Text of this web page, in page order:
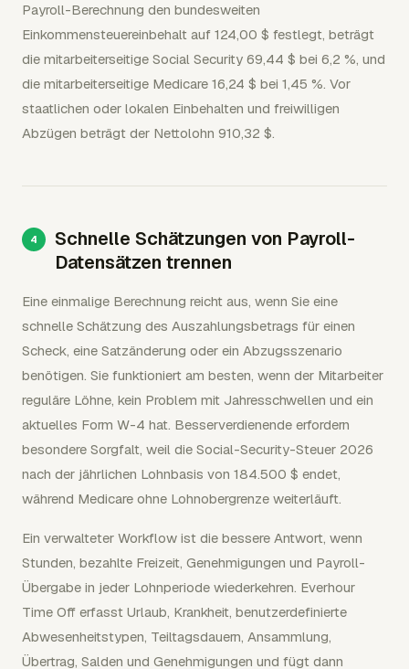
Payroll-Berechnung den bundesweiten
Einkommensteuereinbehalt auf 124,00 $ festlegt, beträgt
die mitarbeiterseitige Social Security 69,44 $ bei 6,2 %, und
die mitarbeiterseitige Medicare 16,24 $ bei 1,45 %. Vor
staatlichen oder lokalen Einbehalten und freiwilligen
Abzügen beträgt der Nettolohn 910,32 $.
Schnelle Schätzungen von Payroll-
Datensätzen trennen
Eine einmalige Berechnung reicht aus, wenn Sie eine
schnelle Schätzung des Auszahlungsbetrags für einen
Scheck, eine Satzänderung oder ein Abzugsszenario
benötigen. Sie funktioniert am besten, wenn der Mitarbeiter
reguläre Löhne, kein Problem mit Jahresschwellen und ein
aktuelles Form W-4 hat. Besserverdienende erfordern
besondere Sorgfalt, weil die Social-Security-Steuer 2026
nach der jährlichen Lohnbasis von 184.500 $ endet,
während Medicare ohne Lohnobergrenze weiterläuft.
Ein verwalteter Workflow ist die bessere Antwort, wenn
Stunden, bezahlte Freizeit, Genehmigungen und Payroll-
Übergabe in jeder Lohnperiode wiederkehren. Everhour
Time Off erfasst Urlaub, Krankheit, benutzerdefinierte
Abwesenheitstypen, Teiltagsdauern, Ansammlung,
Übertrag, Salden und Genehmigungen und fügt dann